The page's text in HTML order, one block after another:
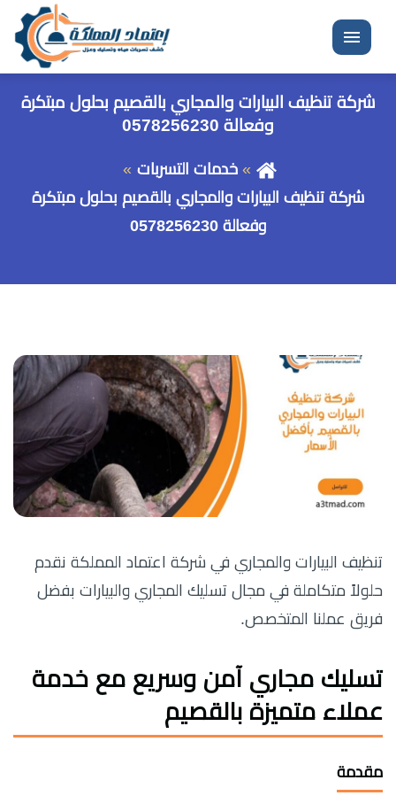
القائمة
شركة تنظيف البيارات والمجاري بالقصيم بحلول مبتكرة
وفعالة 0578256230
خدمات التسربات
شركة تنظيف البيارات والمجاري بالقصيم بحلول مبتكرة
وفعالة 0578256230
تنظيف البيارات والمجاري في شركة اعتماد المملكة نقدم
حلولاً متكاملة في مجال تسليك المجاري والبيارات بفضل
فريق عملنا المتخصص.
تسليك مجاري آمن وسريع مع خدمة
عملاء متميزة بالقصيم
مقدمة